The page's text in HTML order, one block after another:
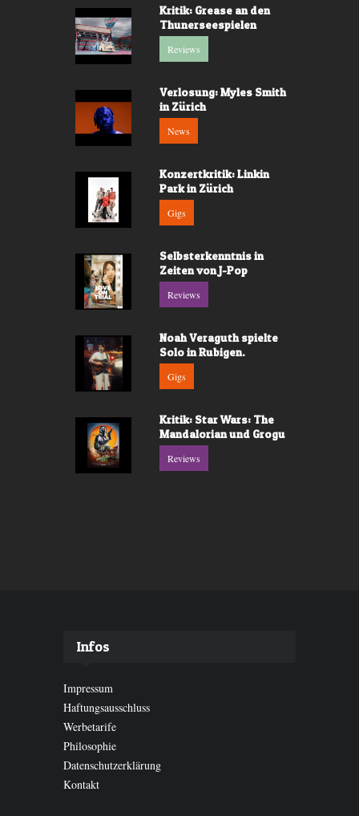
Kritik: Grease an den
Thunerseespielen
Reviews
Verlosung: Myles Smith
in Zürich
News
Konzertkritik: Linkin
Park in Zürich
Gigs
Selbsterkenntnis in
Zeiten von J-Pop
Reviews
Noah Veraguth spielte
Solo in Rubigen.
Gigs
Kritik: Star Wars: The
Mandalorian und Grogu
Reviews
Infos
Impressum
Haftungsausschluss
Werbetarife
Philosophie
Datenschutzerklärung
Kontakt